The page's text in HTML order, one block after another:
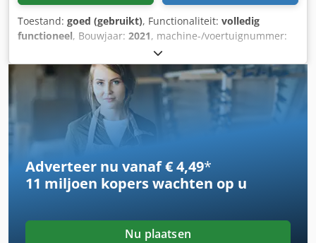
Toestand: goed (gebruikt), Functionaliteit: volledig
functioneel, Bouwjaar: 2021, machine-/voertuignummer:
, SEPPELER - Tankvulplaats Dedpfx Aozck Aajcyjkr
Max. wieldruk: 6500 kg Toegestane totaalgewicht
berijdbaar: 40.000 kg Retentiecapaciteit per lekbak (2): 180
Adverteer nu vanaf € 4,49*
11 miljoen koperswachten op u
Nu plaatsen